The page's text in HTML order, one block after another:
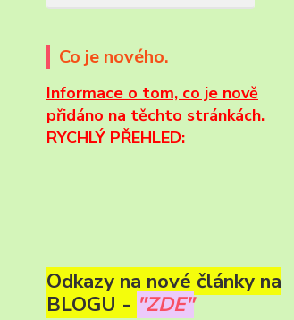
Co je nového.
Informace o tom, co je nově
přidáno na těchto stránkách.
RYCHLÝ PŘEHLED:
Odkazy na nové články na
BLOGU - "ZDE"